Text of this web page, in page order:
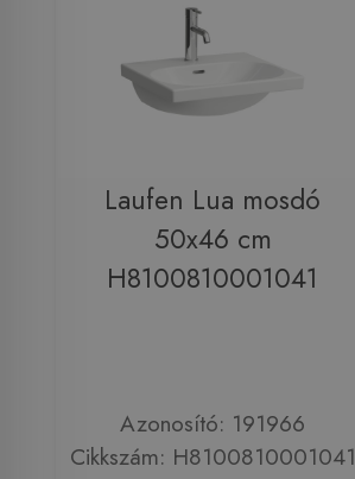
Laufen Lua mosdó
50x46 cm
H8100810001041
Azonosító: 191966
Cikkszám: H8100810001041